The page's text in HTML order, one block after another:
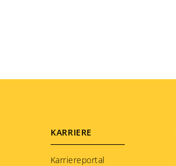
KARRIERE
Karriereportal